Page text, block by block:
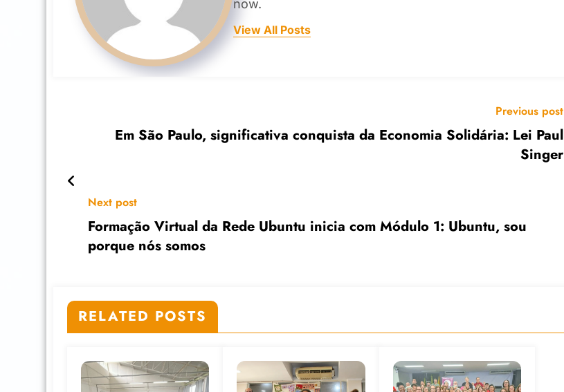
now.
View All Posts
Previous post
Em São Paulo, significativa conquista da Economia Solidária: Lei Paul
Singer
Next post
Formação Virtual da Rede Ubuntu inicia com Módulo 1: Ubuntu, sou
porque nós somos
RELATED POSTS